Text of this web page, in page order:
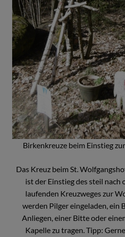
Birkenkreuze beim Einstieg
Das Kreuz beim St.
ist der Einstieg des steil nach
laufenden Kreuzweges zur
werden Pilger eingeladen, ein
Anliegen, einer Bitte oder
Kapelle zu tragen. Tipp: